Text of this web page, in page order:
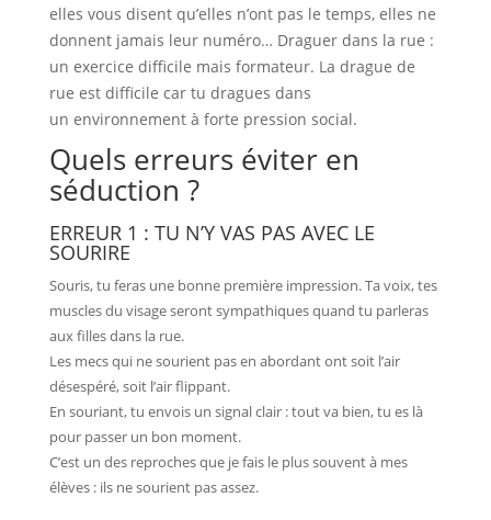
elles vous disent qu’elles n’ont pas le temps, elles ne
donnent jamais leur numéro… Draguer dans la rue :
un exercice difficile mais formateur. La drague de
rue est difficile car tu dragues dans
un environnement à forte pression social.
Quels erreurs éviter en
séduction ?
ERREUR 1 : TU N’Y VAS PAS AVEC LE
SOURIRE
Souris, tu feras une bonne première impression. Ta voix, tes
muscles du visage seront sympathiques quand tu parleras
aux filles dans la rue.
Les mecs qui ne sourient pas en abordant ont soit l’air
désespéré, soit l’air flippant.
En souriant, tu envois un signal clair : tout va bien, tu es là
pour passer un bon moment.
C’est un des reproches que je fais le plus souvent à mes
élèves : ils ne sourient pas assez.